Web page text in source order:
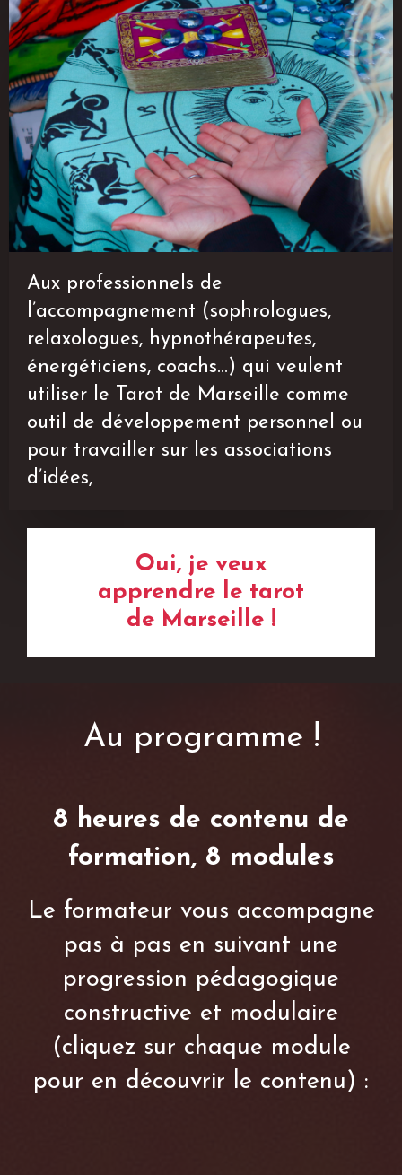
Aux professionnels de
l’accompagnement (sophrologues,
relaxologues, hypnothérapeutes,
énergéticiens, coachs…) qui veulent
utiliser le Tarot de Marseille comme
outil de développement personnel ou
pour travailler sur les associations
d’idées,
Oui, je veux
apprendre le tarot
de Marseille !
Au programme !
8 heures de contenu de
formation, 8 modules
Le formateur vous accompagne
pas à pas en suivant une
progression pédagogique
constructive et modulaire
(cliquez sur chaque module
pour en découvrir le contenu) :